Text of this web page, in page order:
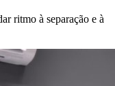
ritmo à separação e à